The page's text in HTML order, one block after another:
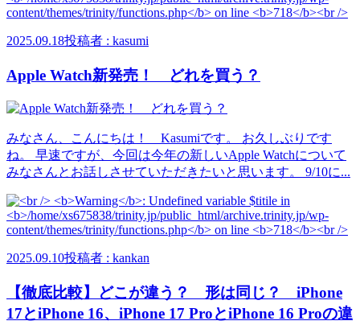
2025.09.18投稿者 : kasumi
Apple Watch新発売！ どれを買う？
みなさん、こんにちは！ Kasumiです。 お久しぶりです
ね。 早速ですが、今回は今年の新しいApple Watchについて
みなさんとお話しさせていただきたいと思います。 9/10に...
2025.09.10投稿者 : kankan
【徹底比較】どこが違う？ 形は同じ？ iPhone
17とiPhone 16、iPhone 17 ProとiPhone 16 Proの違